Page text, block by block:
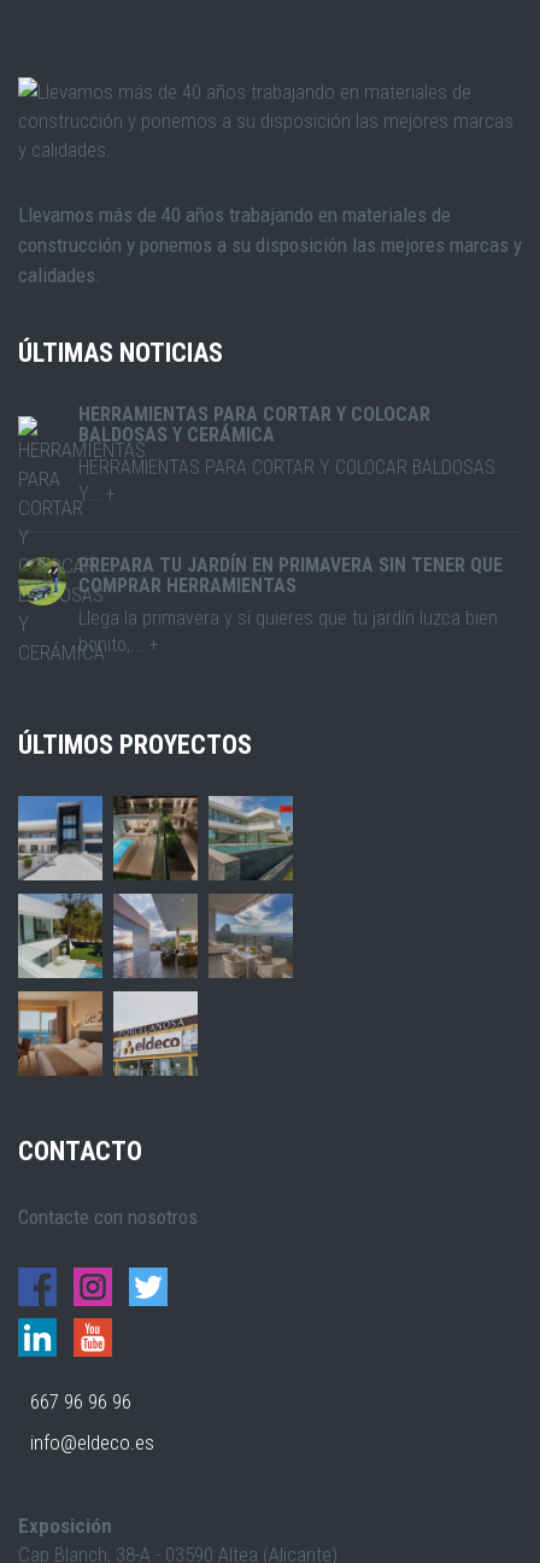
Llevamos más de 40 años trabajando en materiales de
construcción y ponemos a su disposición las mejores marcas y
calidades.
ÚLTIMAS NOTICIAS
HERRAMIENTAS PARA CORTAR Y COLOCAR
BALDOSAS Y CERÁMICA
HERRAMIENTAS PARA CORTAR Y COLOCAR BALDOSAS
Y... +
PREPARA TU JARDÍN EN PRIMAVERA SIN TENER QUE
COMPRAR HERRAMIENTAS
Llega la primavera y si quieres que tu jardín luzca bien
bonito,... +
ÚLTIMOS PROYECTOS
CONTACTO
Contacte con nosotros
667 96 96 96
info@eldeco.es
Exposición
Cap Blanch, 38-A - 03590 Altea (Alicante)